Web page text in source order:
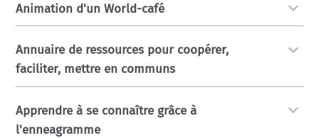
Animation d'un World-café
Annuaire de ressources pour coopérer,
faciliter, mettre en communs
Apprendre à se connaître grâce à
l'enneagramme